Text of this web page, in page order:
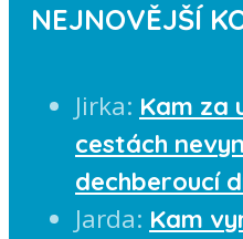
NEJNOVĚJŠÍ
Jirka: Kam za
cestách
dechberoucí
Jarda: Kam